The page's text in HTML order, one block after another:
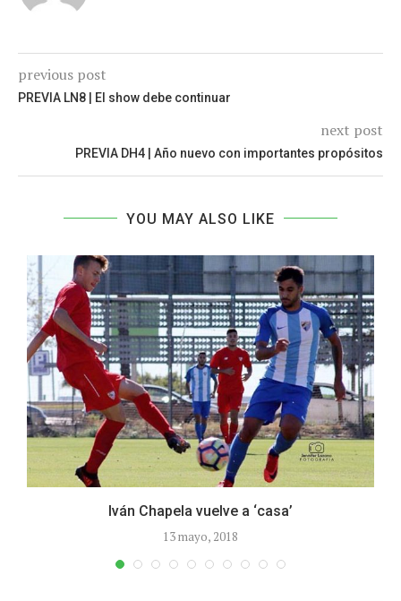
previous post
PREVIA LN8 | El show debe continuar
next post
PREVIA DH4 | Año nuevo con importantes propósitos
YOU MAY ALSO LIKE
Iván Chapela vuelve a ‘casa’
13 mayo, 2018